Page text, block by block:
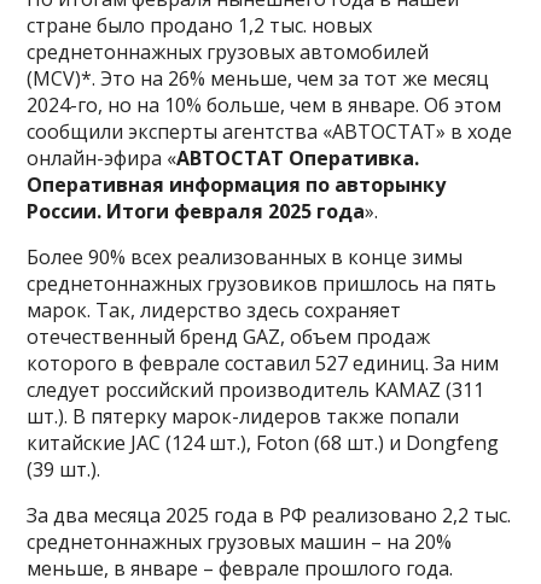
стране было продано 1,2 тыс. новых
среднетоннажных грузовых автомобилей
(MCV)*. Это на 26% меньше, чем за тот же месяц
2024-го, но на 10% больше, чем в январе. Об этом
сообщили эксперты агентства «АВТОСТАТ» в ходе
онлайн-эфира «АВТОСТАТ Оперативка.
Оперативная информация по авторынку
России. Итоги февраля 2025 года».
Более 90% всех реализованных в конце зимы
среднетоннажных грузовиков пришлось на пять
марок. Так, лидерство здесь сохраняет
отечественный бренд GAZ, объем продаж
которого в феврале составил 527 единиц. За ним
следует российский производитель KAMAZ (311
шт.). В пятерку марок-лидеров также попали
китайские JAC (124 шт.), Foton (68 шт.) и Dongfeng
(39 шт.).
За два месяца 2025 года в РФ реализовано 2,2 тыс.
среднетоннажных грузовых машин – на 20%
меньше, в январе – феврале прошлого года.